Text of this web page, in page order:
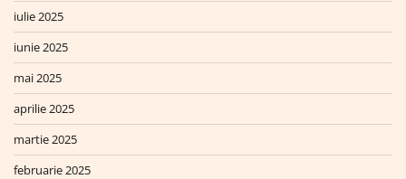
iulie 2025
iunie 2025
mai 2025
aprilie 2025
martie 2025
februarie 2025